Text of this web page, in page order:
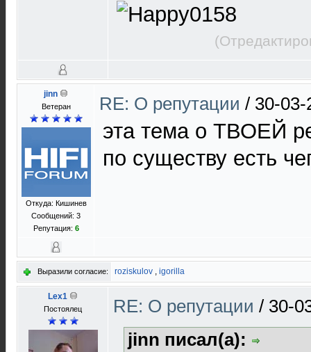
jinn
Ветеран
Откуда: Кишинев
Сообщений: 3
Репутация: 6
RE: О репутации / 30-03-
эта тема о ТВОЕЙ
по существу есть
Выразили согласие: roziskulov , igorilla
Lex1
Постоялец RE: О репутации / 30-
jinn писал(а):